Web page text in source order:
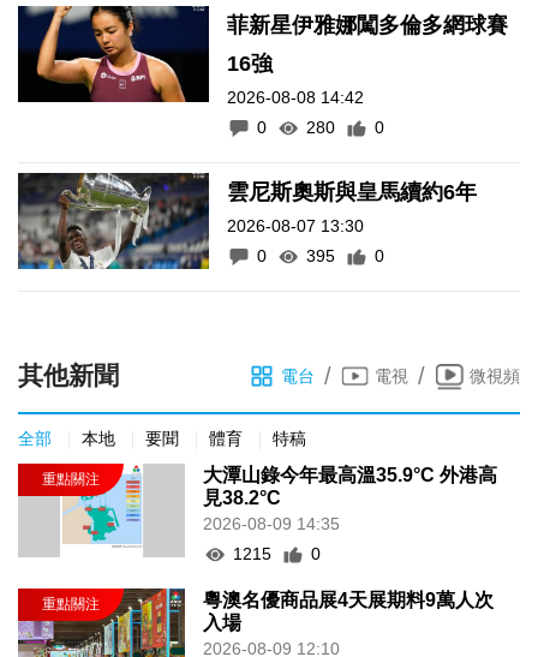
菲新星伊雅娜闖多倫多網球賽
16強
2026-08-08 14:42
0
280 0
雲尼斯奧斯與皇馬續約6年
2026-08-07 13:30
0
395 0
其他新聞 電台 / 電視 / 微視頻
全部 本地 要聞 體育 特稿
大潭山錄今年最高溫35.9°C 外港高
見38.2°C
2026-08-09 14:35
1215
0
粵澳名優商品展4天展期料9萬人次
入場
2026-08-09 12:10